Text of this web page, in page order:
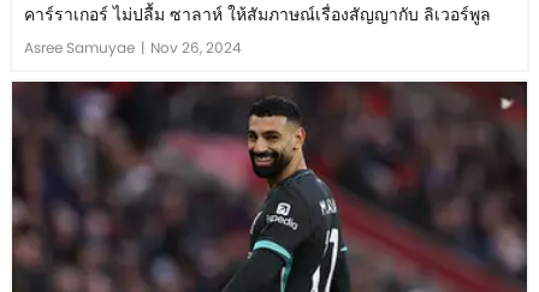
คาร์ราเกอร์ ไม่ปลื้ม ซาลาห์ ให้สัมภาษณ์เรื่องสัญญากับ ลิเวอร์พูล
Asree Samuyae | Nov 26, 2024